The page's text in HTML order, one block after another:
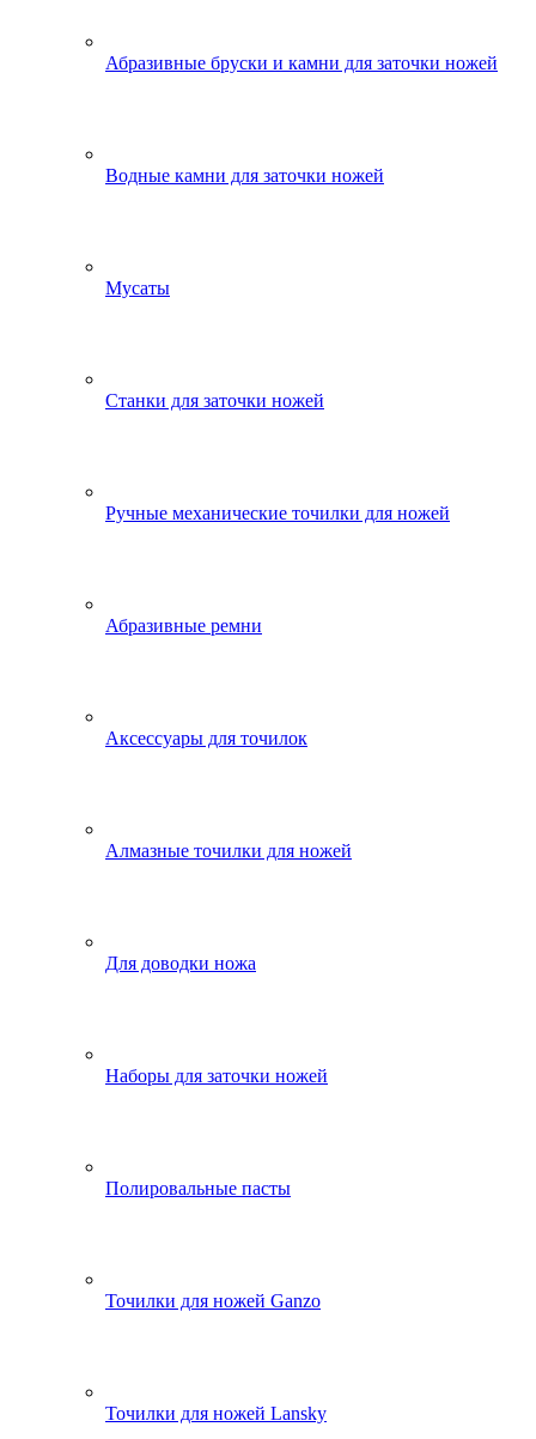
Абразивные бруски и камни для заточки ножей
Водные камни для заточки ножей
Мусаты
Станки для заточки ножей
Ручные механические точилки для ножей
Абразивные ремни
Аксессуары для точилок
Алмазные точилки для ножей
Для доводки ножа
Наборы для заточки ножей
Полировальные пасты
Точилки для ножей Ganzo
Точилки для ножей Lansky